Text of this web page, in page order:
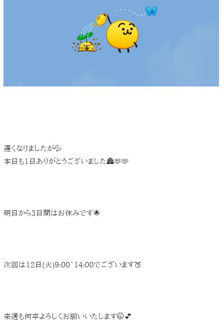
遅くなりましたが💦
本日も1日ありがとうございました🏯🫶🫶
明日から3日間はお休みです🌟
次回は12日(火)9:00~14:00でございます🍑
来週も何卒よろしくお願いいたします🤭💕